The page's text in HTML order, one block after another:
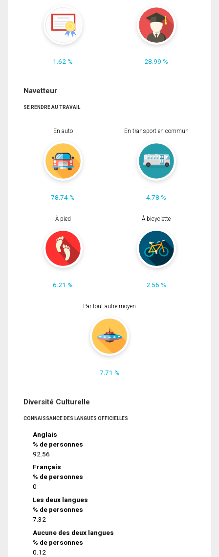
1.62 % 28.99 %
Navetteur
SE RENDRE AU TRAVAIL
En auto
78.74 %
En transport en commun
4.78 %
À pied
6.21 %
À bicyclette
2.56 %
Par tout autre moyen
7.71 %
Diversité Culturelle
CONNAISSANCE DES LANGUES OFFICIELLES
Anglais
% de personnes
92.56
Français
% de personnes
0
Les deux langues
% de personnes
7.32
Aucune des deux langues
% de personnes
0.12